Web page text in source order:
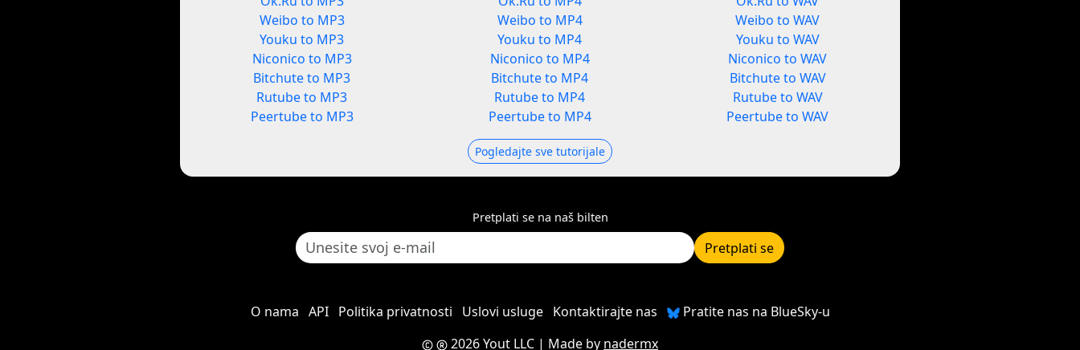
Weibo to MP3
Youku to MP3
Niconico to MP3
Bitchute to MP3
Rutube to MP3
Peertube to MP3
Weibo to MP4
Youku to MP4
Niconico to MP4
Bitchute to MP4
Rutube to MP4
Peertube to MP4
Weibo to WAV
Youku to WAV
Niconico to WAV
Bitchute to WAV
Rutube to WAV
Peertube to WAV
Pogledajte sve tutorijale
Pretplati se na naš bilten
Pretplati se
O nama API Politika privatnosti Uslovi usluge Kontaktirajte nas
Pratite nas na BlueSky-u
2026 Yout LLC | Made by nadermx